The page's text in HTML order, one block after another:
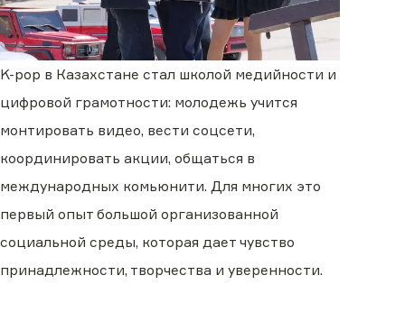
K-pop в Казахстане стал школой медийности и
цифровой грамотности: молодежь учится
монтировать видео, вести соцсети,
координировать акции, общаться в
международных комьюнити. Для многих это
первый опыт большой организованной
социальной среды, которая дает чувство
принадлежности, творчества и уверенности.